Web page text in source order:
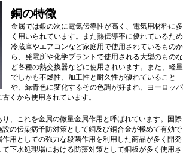
銅の特徴
金属では銀の次に電気伝導性が高く、電気用材料に多
く用いられています。また熱伝導率に優れているため
冷蔵庫やエアコンなど家庭用で使用されているものか
ら、発電所や化学プラントで使用される大型のものな
ど各種の熱交換器などに使用されいます。また、軽量
でしかも不燃性、加工性と耐久性が優れていること
や、緑青色に変化するその色調が好まれ、ヨーロッパ
くから使用されています。
、これを金属の微量金属作用と呼ばれています。国際
の伝染病予防対策として銅及び銅合金が極めて有効で
用としての強力な殺菌作用を利用した商品が多く開発
下水処理場における防藻対策として銅板が多く使用さ